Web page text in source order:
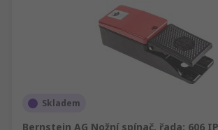
Skladem
Bernstein AG Nožní spínač, řada: 606